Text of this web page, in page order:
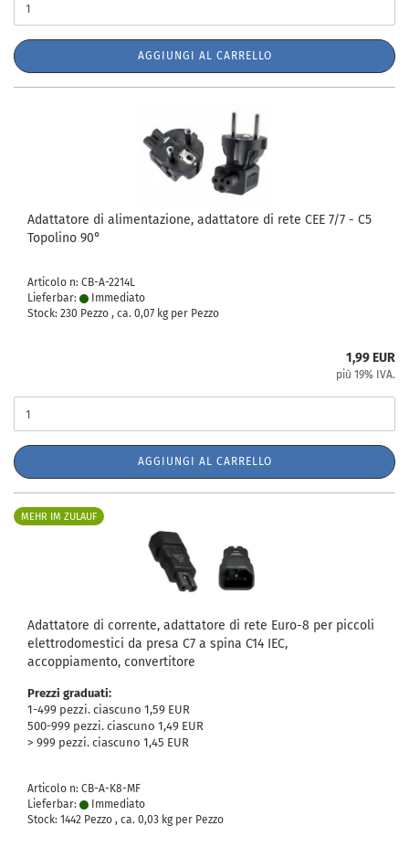
AGGIUNGI AL CARRELLO
Adattatore di alimentazione, adattatore di rete CEE 7/7 - C5
Topolino 90°
Articolo n: CB-A-2214L
Lieferbar:
Immediato
Stock: 230 Pezzo , ca. 0,07 kg per Pezzo
1,99 EUR
più 19% IVA.
AGGIUNGI AL CARRELLO
MEHR IM ZULAUF
Adattatore di corrente, adattatore di rete Euro-8 per piccoli
elettrodomestici da presa C7 a spina C14 IEC,
accoppiamento, convertitore
Prezzi graduati:
1-499 pezzi. ciascuno 1,59 EUR
500-999 pezzi. ciascuno 1,49 EUR
> 999 pezzi. ciascuno 1,45 EUR
Articolo n: CB-A-K8-MF
Lieferbar:
Immediato
Stock: 1442 Pezzo , ca. 0,03 kg per Pezzo